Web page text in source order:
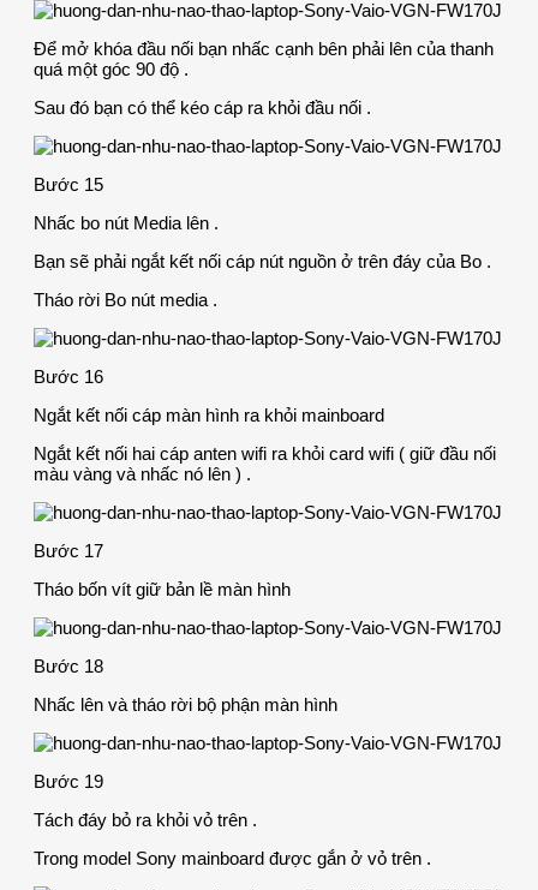
Để mở khóa đầu nối bạn nhấc cạnh bên phải lên của thanh
quá một góc 90 độ .
Sau đó bạn có thể kéo cáp ra khỏi đầu nối .
Bước 15
Nhấc bo nút Media lên .
Bạn sẽ phải ngắt kết nối cáp nút nguồn ở trên đáy của Bo .
Tháo rời Bo nút media .
Bước 16
Ngắt kết nối cáp màn hình ra khỏi mainboard
Ngắt kết nối hai cáp anten wifi ra khỏi card wifi ( giữ đầu nối
màu vàng và nhấc nó lên ) .
Bước 17
Tháo bốn vít giữ bản lề màn hình
Bước 18
Nhấc lên và tháo rời bộ phận màn hình
Bước 19
Tách đáy bỏ ra khỏi vỏ trên .
Trong model Sony mainboard được gắn ở vỏ trên .